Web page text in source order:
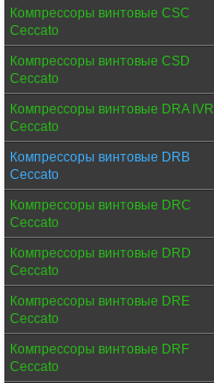
Компрессоры винтовые CSC
Ceccato
Компрессоры винтовые CSD
Ceccato
Компрессоры винтовые DRA IVR
Ceccato
Компрессоры винтовые DRB
Ceccato
Компрессоры винтовые DRC
Ceccato
Компрессоры винтовые DRD
Ceccato
Компрессоры винтовые DRE
Ceccato
Компрессоры винтовые DRF
Ceccato